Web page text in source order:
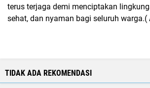
terus terjaga demi menciptakan
sehat, dan nyaman bagi seluruh warga.(
TIDAK ADA REKOMENDASI